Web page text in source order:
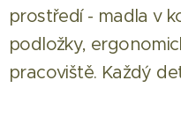
prostředí - madla v
podložky,
pracoviště. Každý